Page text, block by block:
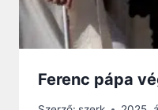
Ferenc pápa